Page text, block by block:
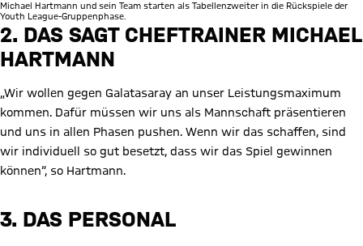
Michael Hartmann und sein Team starten als Tabellenzweiter in die Rückspiele der
Youth League-Gruppenphase.
2. DAS SAGT CHEFTRAINER MICHAEL
HARTMANN
„Wir wollen gegen Galatasaray an unser Leistungsmaximum
kommen. Dafür müssen wir uns als Mannschaft präsentieren
und uns in allen Phasen pushen. Wenn wir das schaffen, sind
wir individuell so gut besetzt, dass wir das Spiel gewinnen
können“, so Hartmann.
3. DAS PERSONAL